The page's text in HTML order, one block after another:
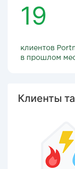
19
клиентов
в прошлом
Клиенты